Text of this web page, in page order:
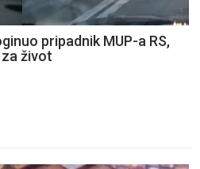
pripadnik MUP-a RS,
život